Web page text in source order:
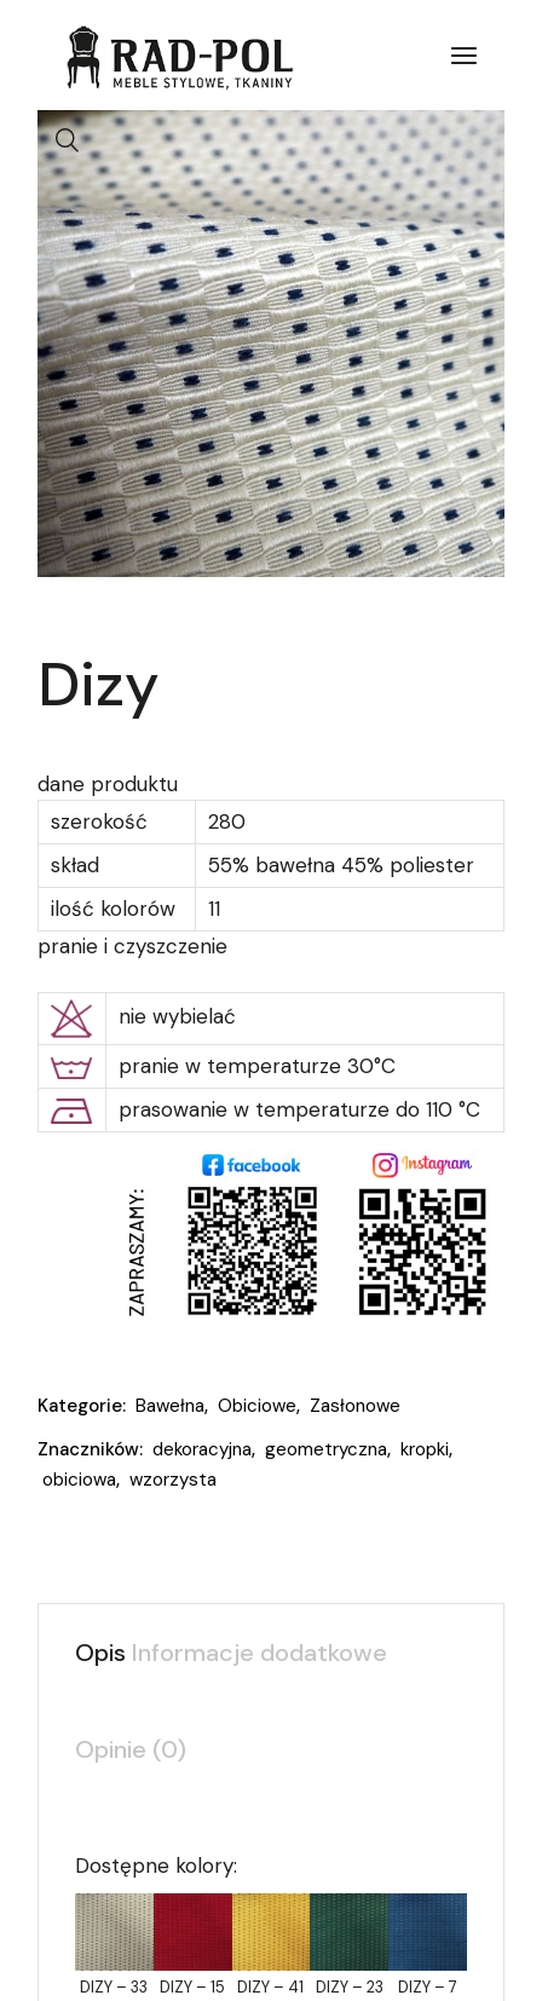
Dizy
dane produktu
szerokość
280
skład
55% bawełna 45% poliester
ilość kolorów
11
pranie i czyszczenie
nie wybielać
pranie w temperaturze 30°C
prasowanie w temperaturze do 110 °C
Kategorie: Bawełna, Obiciowe, Zasłonowe
Znaczników: dekoracyjna, geometryczna, kropki,
obiciowa, wzorzysta
Opis Informacje dodatkowe
Opinie (0)
Dostępne kolory:
DIZY – 33 DIZY – 15 DIZY – 41 DIZY – 23 DIZY – 7